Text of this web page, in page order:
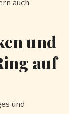
auch
und
auf
und